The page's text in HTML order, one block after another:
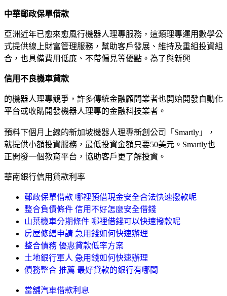
中華郵政保單借款
亞洲近年已愈來愈風行機器人理專服務，這類理專運用數學公
式提供線上財富管理服務，幫助客戶發展、維持及重組投資組
合，也具備費用低廉、不帶偏見等優點。為了與新興
信用不良機車貸款
的機器人理專競爭，許多傳統金融顧問業者也開始開發自動化
平台或收購開發機器人理專的金融科技業者。
預料下個月上線的新加坡機器人理專新創公司「Smartly」，
就提供小額投資服務，最低投資金額只要50美元。Smartly也
正開發一個教育平台，協助客戶更了解投資。
華南銀行信用貸款利率
郵政保單借款 哪裡預借現金安全合法快速撥款呢
整合負債條件 信用不好怎麼安全借錢
山葉機車分期條件 哪裡借錢可以快速撥款呢
房屋修繕申請 急用錢如何快速辦理
整合債務 優惠貸款低率方案
土地銀行軍人 急用錢如何快速辦理
債務整合 推薦 最好貸款的銀行有哪間
當舖汽車借款利息